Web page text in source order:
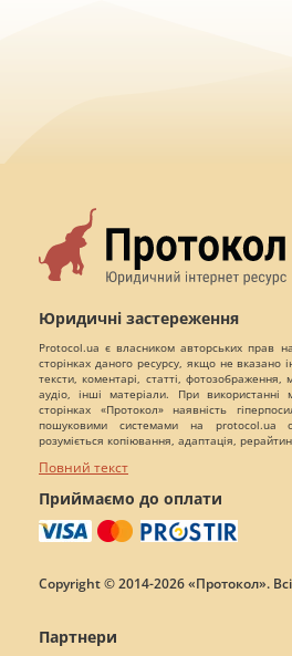
Юридичні застереження
Protocol.ua є власником авторських прав
сторінках даного ресурсу, якщо не вказано
тексти, коментарі, статті,
аудіо, інші матеріали. При
сторінках «Протокол» наявність
пошуковими системами на protocol.ua
розуміється копіювання, адаптація,
Повний текст
Приймаємо до оплати
Copyright © 2014-2026 «Протокол».
Партнери